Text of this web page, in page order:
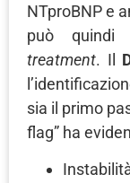
NTproBNP e
può
treatment. Il
sia il primo
flag” ha